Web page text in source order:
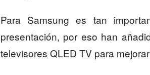
Para Samsung es tan
presentación, por eso han
televisores QLED TV para